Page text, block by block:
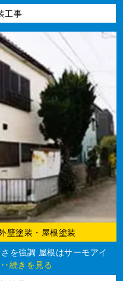
工事
塗装・屋根塗装
を強調 屋根はサーモアイ
･続きを見る